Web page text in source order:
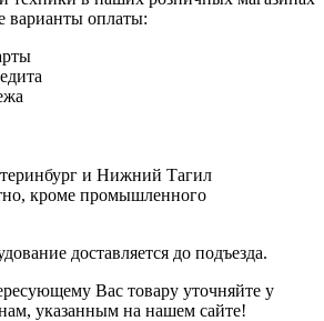
оплаты:
и Нижний Тагил
кроме промышленного
доставляется до подъезда.
Вас товару уточняйте у
указанным на нашем сайте!